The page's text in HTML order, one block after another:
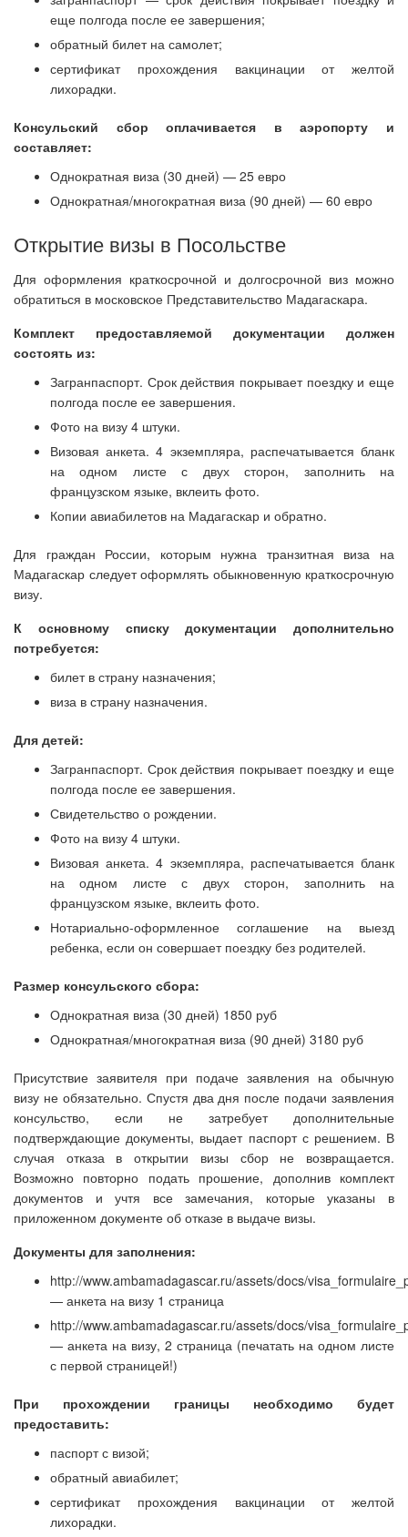
еще полгода после ее завершения;
обратный билет на самолет;
сертификат прохождения вакцинации от желтой
лихорадки.
Консульский сбор оплачивается в аэропорту и
составляет:
Однократная виза (30 дней) — 25 евро
Однократная/многократная виза (90 дней) — 60 евро
Открытие визы в Посольстве
Для оформления краткосрочной и долгосрочной виз можно
обратиться в московское Представительство Мадагаскара.
Комплект предоставляемой документации должен
состоять из:
Загранпаспорт. Срок действия покрывает поездку и еще
полгода после ее завершения.
Фото на визу 4 штуки.
Визовая анкета. 4 экземпляра, распечатывается бланк
на одном листе с двух сторон, заполнить на
французском языке, вклеить фото.
Копии авиабилетов на Мадагаскар и обратно.
Для граждан России, которым нужна транзитная виза на
Мадагаскар следует оформлять обыкновенную краткосрочную
визу.
К основному списку документации дополнительно
потребуется:
билет в страну назначения;
виза в страну назначения.
Для детей:
Загранпаспорт. Срок действия покрывает поездку и еще
полгода после ее завершения.
Свидетельство о рождении.
Фото на визу 4 штуки.
Визовая анкета. 4 экземпляра, распечатывается бланк
на одном листе с двух сторон, заполнить на
французском языке, вклеить фото.
Нотариально-оформленное соглашение на выезд
ребенка, если он совершает поездку без родителей.
Размер консульского сбора:
Однократная виза (30 дней) 1850 руб
Однократная/многократная виза (90 дней) 3180 руб
Присутствие заявителя при подаче заявления на обычную
визу не обязательно. Спустя два дня после подачи заявления
консульство, если не затребует дополнительные
подтверждающие документы, выдает паспорт с решением. В
случая отказа в открытии визы сбор не возвращается.
Возможно повторно подать прошение, дополнив комплект
документов и учтя все замечания, которые указаны в
приложенном документе об отказе в выдаче визы.
Документы для заполнения:
http://www.ambamadagascar.ru/assets/docs/
— анкета на визу 1 страница
http://www.ambamadagascar.ru/assets/docs/
— анкета на визу, 2 страница (печатать на одном листе
с первой страницей!)
При прохождении границы необходимо будет
предоставить:
паспорт с визой;
обратный авиабилет;
сертификат прохождения вакцинации от желтой
лихорадки.